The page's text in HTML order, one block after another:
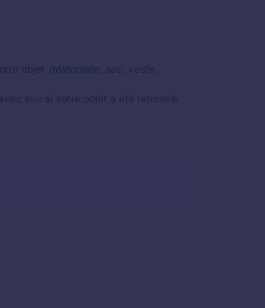
objet (téléphone, sac, veste,
eux si votre objet a été retrouvé